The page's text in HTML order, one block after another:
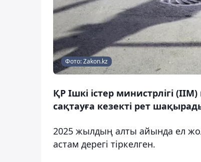
Фото: Zakon.kz
ҚР Ішкі істер министрлігі
сақтауға кезекті рет
2025 жылдың алты айында ел
астам дерегі тіркелген.